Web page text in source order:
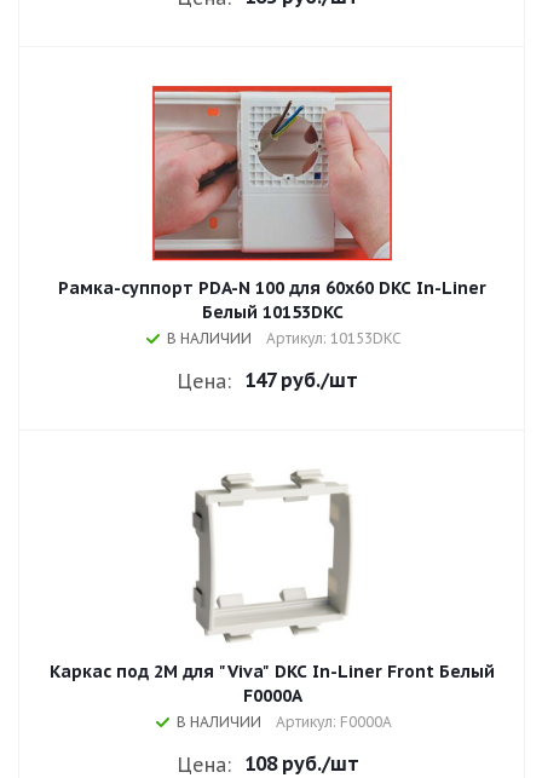
Рамка-суппорт PDA-N 100 для 60x60 DKC In-Liner
Белый 10153DKC
В НАЛИЧИИ Артикул: 10153DKC
Цена: 147 руб./шт
Каркас под 2М для "Viva" DKC In-Liner Front Белый
F0000A
В НАЛИЧИИ Артикул: F0000A
Цена: 108 руб./шт